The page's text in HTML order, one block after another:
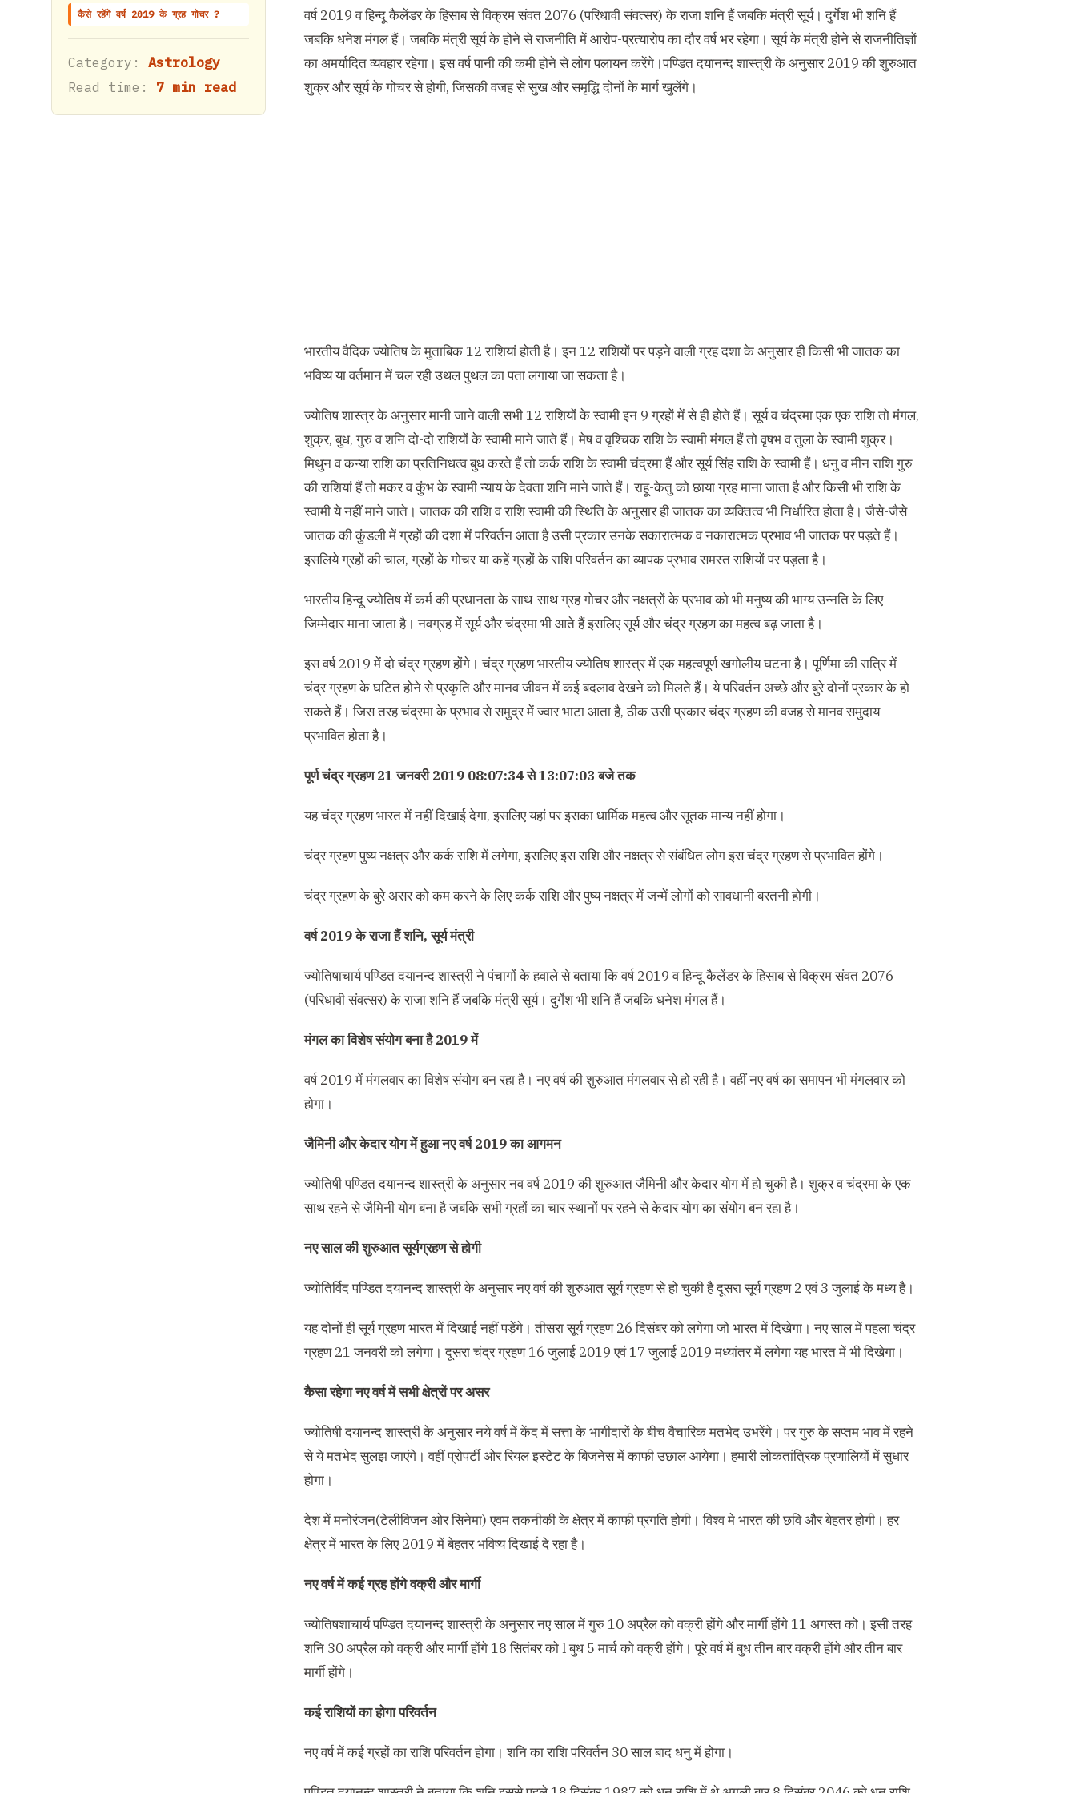
कैसे रहेंगें वर्ष 2019 के ग्रह गोचर ?
Category: Astrology
Read time: 7 min read
वर्ष 2019 व हिन्दू कैलेंडर के हिसाब से विक्रम संवत 2076 (परिधावी संवत्सर) के राजा शनि हैं जबकि मंत्री सूर्य। दुर्गेश भी शनि हैं
जबकि धनेश मंगल हैं। जबकि मंत्री सूर्य के होने से राजनीति में आरोप-प्रत्यारोप का दौर वर्ष भर रहेगा। सूर्य के मंत्री होने से राजनीतिज्ञों
का अमर्यादित व्यवहार रहेगा। इस वर्ष पानी की कमी होने से लोग पलायन करेंगे।पण्डित दयानन्द शास्त्री के अनुसार 2019 की शुरुआत
शुक्र और सूर्य के गोचर से होगी, जिसकी वजह से सुख और समृद्धि दोनों के मार्ग खुलेंगे।
भारतीय वैदिक ज्योतिष के मुताबिक 12 राशियां होती है। इन 12 राशियों पर पड़ने वाली ग्रह दशा के अनुसार ही किसी भी जातक का
भविष्य या वर्तमान में चल रही उथल पुथल का पता लगाया जा सकता है।
ज्योतिष शास्त्र के अनुसार मानी जाने वाली सभी 12 राशियों के स्वामी इन 9 ग्रहों में से ही होते हैं। सूर्य व चंद्रमा एक एक राशि तो मंगल,
शुक्र, बुध, गुरु व शनि दो-दो राशियों के स्वामी माने जाते हैं। मेष व वृश्चिक राशि के स्वामी मंगल हैं तो वृषभ व तुला के स्वामी शुक्र।
मिथुन व कन्या राशि का प्रतिनिधत्व बुध करते हैं तो कर्क राशि के स्वामी चंद्रमा हैं और सूर्य सिंह राशि के स्वामी हैं। धनु व मीन राशि गुरु
की राशियां हैं तो मकर व कुंभ के स्वामी न्याय के देवता शनि माने जाते हैं। राहू-केतु को छाया ग्रह माना जाता है और किसी भी राशि के
स्वामी ये नहीं माने जाते। जातक की राशि व राशि स्वामी की स्थिति के अनुसार ही जातक का व्यक्तित्व भी निर्धारित होता है। जैसे-जैसे
जातक की कुंडली में ग्रहों की दशा में परिवर्तन आता है उसी प्रकार उनके सकारात्मक व नकारात्मक प्रभाव भी जातक पर पड़ते हैं।
इसलिये ग्रहों की चाल, ग्रहों के गोचर या कहें ग्रहों के राशि परिवर्तन का व्यापक प्रभाव समस्त राशियों पर पड़ता है।
भारतीय हिन्दू ज्योतिष में कर्म की प्रधानता के साथ-साथ ग्रह गोचर और नक्षत्रों के प्रभाव को भी मनुष्य की भाग्य उन्नति के लिए
जिम्मेदार माना जाता है। नवग्रह में सूर्य और चंद्रमा भी आते हैं इसलिए सूर्य और चंद्र ग्रहण का महत्व बढ़ जाता है।
इस वर्ष 2019 में दो चंद्र ग्रहण होंगे। चंद्र ग्रहण भारतीय ज्योतिष शास्त्र में एक महत्वपूर्ण खगोलीय घटना है। पूर्णिमा की रात्रि में
चंद्र ग्रहण के घटित होने से प्रकृति और मानव जीवन में कई बदलाव देखने को मिलते हैं। ये परिवर्तन अच्छे और बुरे दोनों प्रकार के हो
सकते हैं। जिस तरह चंद्रमा के प्रभाव से समुद्र में ज्वार भाटा आता है, ठीक उसी प्रकार चंद्र ग्रहण की वजह से मानव समुदाय
प्रभावित होता है।
पूर्ण चंद्र ग्रहण 21 जनवरी 2019 08:07:34 से 13:07:03 बजे तक
यह चंद्र ग्रहण भारत में नहीं दिखाई देगा, इसलिए यहां पर इसका धार्मिक महत्व और सूतक मान्य नहीं होगा।
चंद्र ग्रहण पुष्य नक्षत्र और कर्क राशि में लगेगा, इसलिए इस राशि और नक्षत्र से संबंधित लोग इस चंद्र ग्रहण से प्रभावित होंगे।
चंद्र ग्रहण के बुरे असर को कम करने के लिए कर्क राशि और पुष्य नक्षत्र में जन्में लोगों को सावधानी बरतनी होगी।
वर्ष 2019 के राजा हैं शनि, सूर्य मंत्री
ज्योतिषाचार्य पण्डित दयानन्द शास्त्री ने पंचागों के हवाले से बताया कि वर्ष 2019 व हिन्दू कैलेंडर के हिसाब से विक्रम संवत 2076
(परिधावी संवत्सर) के राजा शनि हैं जबकि मंत्री सूर्य। दुर्गेश भी शनि हैं जबकि धनेश मंगल हैं।
मंगल का विशेष संयोग बना है 2019 में
वर्ष 2019 में मंगलवार का विशेष संयोग बन रहा है। नए वर्ष की शुरुआत मंगलवार से हो रही है। वहीं नए वर्ष का समापन भी मंगलवार को
होगा।
जैमिनी और केदार योग में हुआ नए वर्ष 2019 का आगमन
ज्योतिषी पण्डित दयानन्द शास्त्री के अनुसार नव वर्ष 2019 की शुरुआत जैमिनी और केदार योग में हो चुकी है। शुक्र व चंद्रमा के एक
साथ रहने से जैमिनी योग बना है जबकि सभी ग्रहों का चार स्थानों पर रहने से केदार योग का संयोग बन रहा है।
नए साल की शुरुआत सूर्यग्रहण से होगी
ज्योतिर्विद पण्डित दयानन्द शास्त्री के अनुसार नए वर्ष की शुरुआत सूर्य ग्रहण से हो चुकी है दूसरा सूर्य ग्रहण 2 एवं 3 जुलाई के मध्य है।
यह दोनों ही सूर्य ग्रहण भारत में दिखाई नहीं पड़ेंगे। तीसरा सूर्य ग्रहण 26 दिसंबर को लगेगा जो भारत में दिखेगा। नए साल में पहला चंद्र
ग्रहण 21 जनवरी को लगेगा। दूसरा चंद्र ग्रहण 16 जुलाई 2019 एवं 17 जुलाई 2019 मध्यांतर में लगेगा यह भारत में भी दिखेगा।
कैसा रहेगा नए वर्ष में सभी क्षेत्रों पर असर
ज्योतिषी दयानन्द शास्त्री के अनुसार नये वर्ष में केंद में सत्ता के भागीदारों के बीच वैचारिक मतभेद उभरेंगे। पर गुरु के सप्तम भाव में रहने
से ये मतभेद सुलझ जाएंगे। वहीं प्रोपर्टी ओर रियल इस्टेट के बिजनेस में काफी उछाल आयेगा। हमारी लोकतांत्रिक प्रणालियों में सुधार
होगा।
देश में मनोरंजन(टेलीविजन ओर सिनेमा) एवम तकनीकी के क्षेत्र में काफी प्रगति होगी। विश्व मे भारत की छवि और बेहतर होगी। हर
क्षेत्र में भारत के लिए 2019 में बेहतर भविष्य दिखाई दे रहा है।
नए वर्ष में कई ग्रह होंगे वक्री और मार्गी
ज्योतिषशाचार्य पण्डित दयानन्द शास्त्री के अनुसार नए साल में गुरु 10 अप्रैल को वक्री होंगे और मार्गी होंगे 11 अगस्त को। इसी तरह
शनि 30 अप्रैल को वक्री और मार्गी होंगे 18 सितंबर को l बुध 5 मार्च को वक्री होंगे। पूरे वर्ष में बुध तीन बार वक्री होंगे और तीन बार
मार्गी होंगे।
कई राशियों का होगा परिवर्तन
नए वर्ष में कई ग्रहों का राशि परिवर्तन होगा। शनि का राशि परिवर्तन 30 साल बाद धनु में होगा।